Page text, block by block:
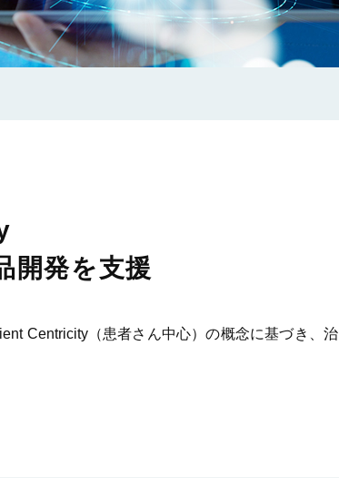
開発を支援
Centricity（患者さん中心）の概念に基づき、治